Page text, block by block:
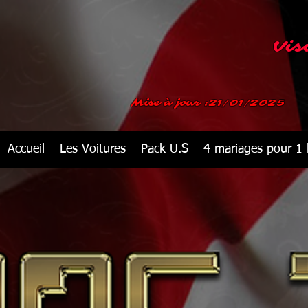
Mise à jour :21/01/2025
Accueil Les Voitures Pack U.S 4 mariages pour 1